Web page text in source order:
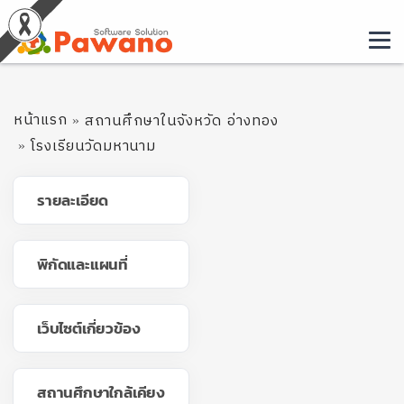
หน้าแรก
สถานศึกษาในจังหวัด อ่างทอง
โรงเรียนวัดมหานาม
รายละเอียด
พิกัดและแผนที่
เว็บไซต์เกี่ยวข้อง
สถานศึกษาใกล้เคียง